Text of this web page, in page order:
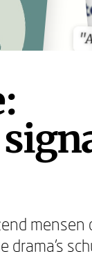
drama's